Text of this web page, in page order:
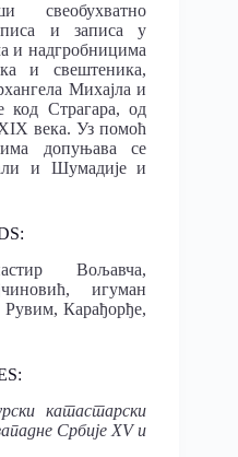
и записа у
и надгробницима
и свештеника,
Михајла и
код Страгара, од
века. Уз помоћ
допуњава се
и Шумадије и
Вољавча,
игуман
Карађорђе,
катастарски
Србије XV и